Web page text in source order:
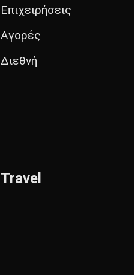
Επιχειρήσεις
Αγορές
Διεθνή
Travel